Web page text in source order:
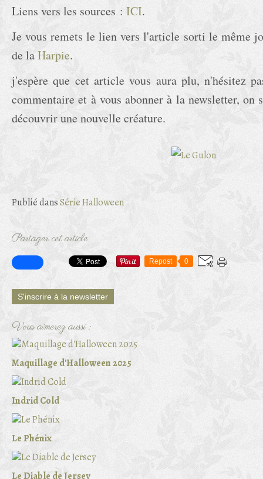
Liens vers les sources : ICI.
Je vous remets le lien vers l'article sorti le même
de laHarpie.
j'espère que cet article vous aura plu, n'hésitez
commentaire et à vous abonner à la newsletter, on
découvrir une nouvelle créature.
Publié dansSérie Halloween
Partager cet article
Repost 0
S'inscrire à la newsletter
Vous aimerez aussi :
Maquillage d'Halloween 2025
Indrid Cold
Le Phénix
Le Diable de Jersey